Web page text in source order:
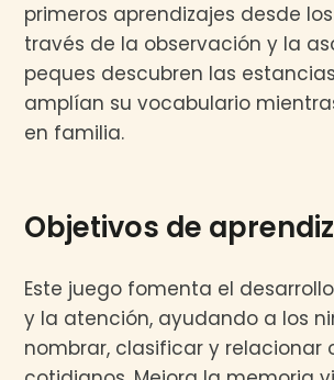
primeros aprendizajes desde
través de la observación y la
peques descubren las
amplían su vocabulario
en familia.
Objetivos de
Este juego fomenta el
y la atención, ayudando a los
nombrar, clasificar y relacionar